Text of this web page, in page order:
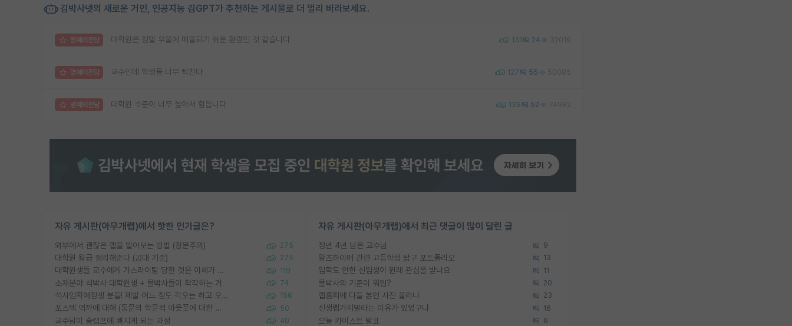
김박사넷의 새로운 거인, 인공지능 김GPT가 추천하는 게시물로 더 멀리 바라보세요.
명예의전당 대학원은 정말 우울에 매몰되기 쉬운 환경인 것 같습니다 131 24 32019
명예의전당 교수인데 학생들 너무 빡친다 127 55 50085
명예의전당 대학원 수준이 너무 높아서 힘듭니다 139 52 74982
자유 게시판(아무개랩)에서 핫한 인기글은?
외부에서 괜찮은 랩을 알아보는 방법 (장문주의) 275
대학원 월급 정리해준다 (공대 기준) 275
대학원생들 교수에게 가스라이팅 당한 것은 이해가 갑니다. 안타깝네요. 119
소재분야 석박사 대학원생 + 물박사들이 착각하는 거 74
석사입학예정생 분들! 제발 어느 정도 각오는 하고 오세요. 156
포스텍 억까에 대해 (동문의 학문적 아웃풋에 대한 반박) 50
교수님이 슬럼프에 빠지게 되는 과정 40
자유 게시판(아무개랩)에서 최근 댓글이 많이 달린 글
정년 4년 남은 교수님 9
알츠하이머 관련 고등학생 탐구 포트폴리오 13
입학도 안한 신입생이 원래 관심을 받나요 11
물박사의 기준이 뭐임? 20
랩홈피에 다들 본인 사진 올리냐 23
신생랩가지말라는 이유가 있었구나 16
오늘 카이스트 발표 6